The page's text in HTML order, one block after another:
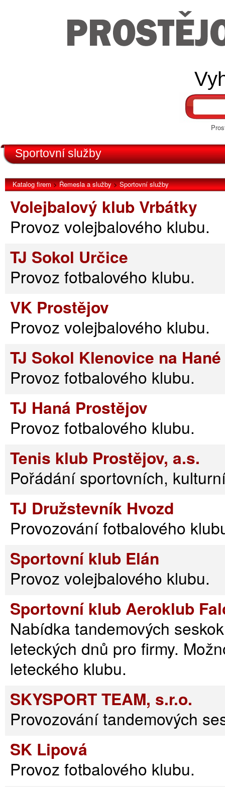
Sportovní služby
Katalog firem>Řemesla a služby>Sportovní služby
Volejbalový klub Vrbátky
Provoz volejbalového klubu.
TJ Sokol Určice
Provoz fotbalového klubu.
VK Prostějov
Provoz volejbalového klubu.
TJ Sokol Klenovice na Hané
Provoz fotbalového klubu.
TJ Haná Prostějov
Provoz fotbalového klubu.
Tenis klub Prostějov, a.s.
Pořádání sportovních,
TJ Družstevník Hvozd
Provozování fotbalového
Sportovní klub Elán
Provoz volejbalového klubu.
Sportovní klub Aeroklub
Nabídka tandemových
leteckých dnů pro firmy.
leteckého klubu.
SKYSPORT TEAM, s.r.o.
Provozování tandemových
SK Lipová
Provoz fotbalového klubu.